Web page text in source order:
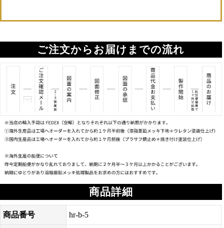
ご注文からお届けまでの流れ
商品詳細
商品番号 hr-b-5